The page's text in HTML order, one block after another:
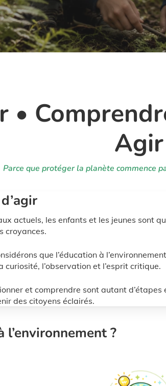
•
Agir
Parce que protéger la planète commence
actuels, les enfants et les jeunes sont
croyances.
que l’éducation à
l’observation et l’esprit critique.
et comprendre sont autant
des citoyens éclairés.
l’environnement ?